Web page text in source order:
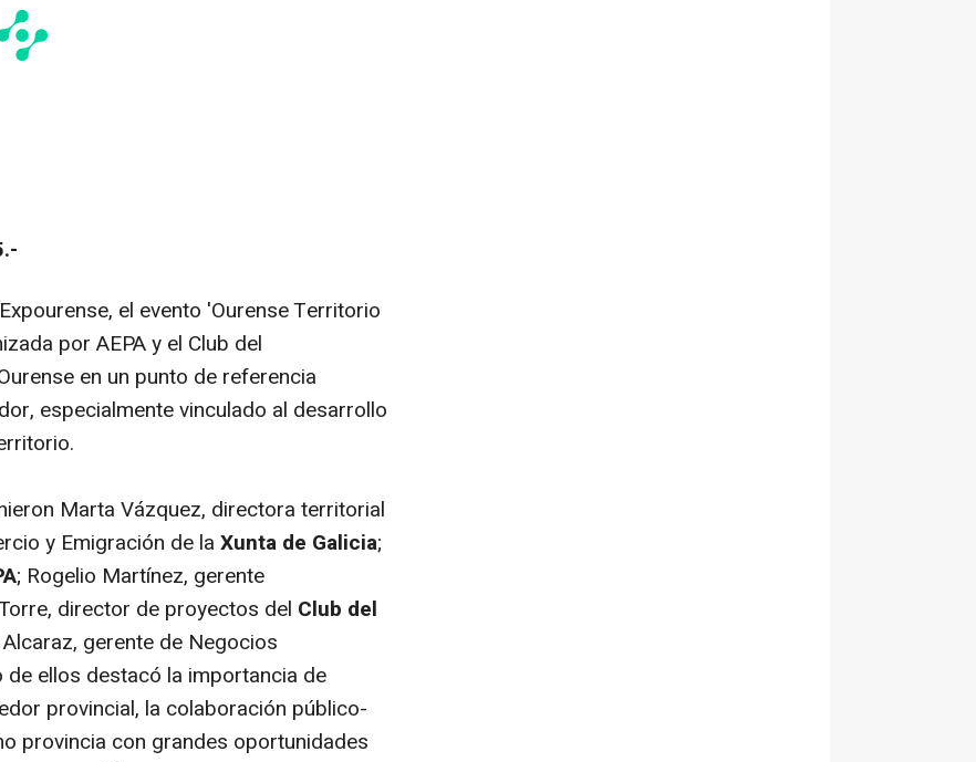
el evento 'Ourense Territorio
por AEPA y el Club del
en un punto de referencia
especialmente vinculado al desarrollo
Marta Vázquez, directora territorial
y Emigración de la Xunta de Galicia;
; Rogelio Martínez, gerente
director de proyectos del Club del
gerente de Negocios
de ellos destacó la importancia de
provincial, la colaboración público-
provincia con grandes oportunidades